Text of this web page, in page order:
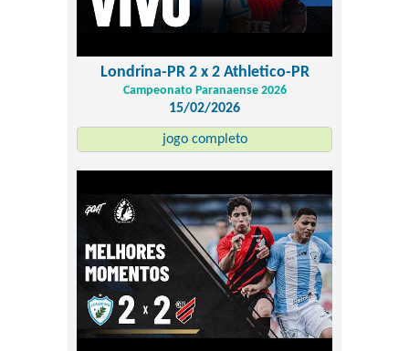
Londrina-PR 2 x 2 Athletico-PR
Campeonato Paranaense 2026
15/02/2026
jogo completo